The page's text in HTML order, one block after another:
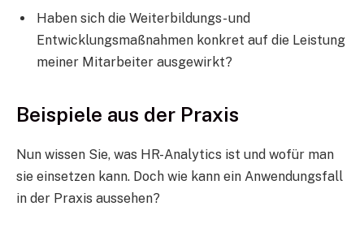
Haben sich die Weiterbildungs- und
Entwicklungsmaßnahmen konkret auf die Leistung
meiner Mitarbeiter ausgewirkt?
Beispiele aus der Praxis
Nun wissen Sie, was HR-Analytics ist und wofür man
sie einsetzen kann. Doch wie kann ein Anwendungsfall
in der Praxis aussehen?